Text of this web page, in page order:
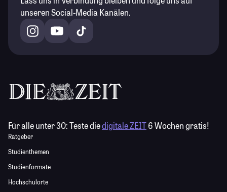
unseren Social-Media Kanälen.
Für alle unter 30:Teste diedigitale ZEIT6 Wochen gratis!
Ratgeber
Studienthemen
Studienformate
Hochschulorte